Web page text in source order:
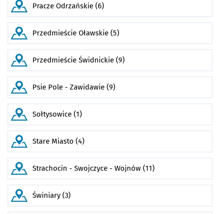
Pracze Odrzańskie (6)
Przedmieście Oławskie (5)
Przedmieście Świdnickie (9)
Psie Pole - Zawidawie (9)
Sołtysowice (1)
Stare Miasto (4)
Strachocin - Swojczyce - Wojnów (11)
Świniary (3)